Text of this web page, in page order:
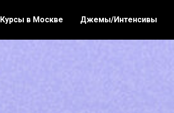
Курсы в Москве Джемы/Интенсивы